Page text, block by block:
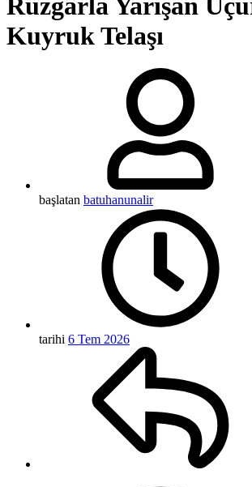
Kuyruk Telaşı
başlatan batuhanunalir
tarihi 6 Tem 2026